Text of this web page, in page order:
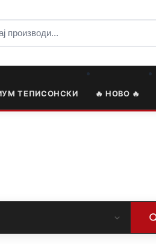
ТЕПИСОНСКИ 🔥 НОВО 🔥